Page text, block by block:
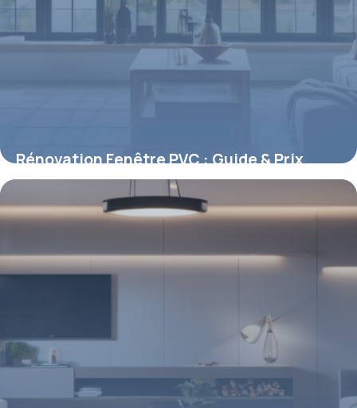
Rénovation Fenêtre PVC : Guide & Prix
2026
7 mai 2026